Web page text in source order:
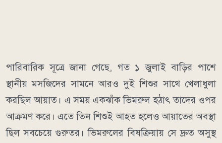
পারিবারিক সূত্রে জানা গেছে, গত ১ জুলাই বাড়ির পাশে
স্থানীয় মসজিদের সামনে আরও দুই শিশুর সাথে খেলাধুলা
করছিল আয়াত। এ সময় একঝাঁক ভিমরুল হঠাৎ তাদের ওপর
আক্রমণ করে। এতে তিন শিশুই আহত হলেও আয়াতের অবস্থা
ছিল সবচেয়ে গুরুতর। ভিমরুলের বিষক্রিয়ায় সে দ্রুত অসুস্থ